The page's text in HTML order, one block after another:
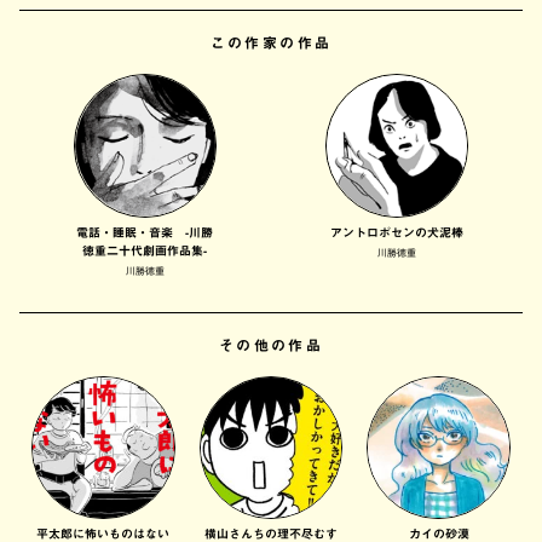
この作家の作品
電話・睡眠・音楽 -川勝
徳重二十代劇画作品集-
川勝徳重
アントロポセンの犬泥棒
川勝徳重
その他の作品
平太郎に怖いものはない 横山さんちの理不尽むす カイの砂漠